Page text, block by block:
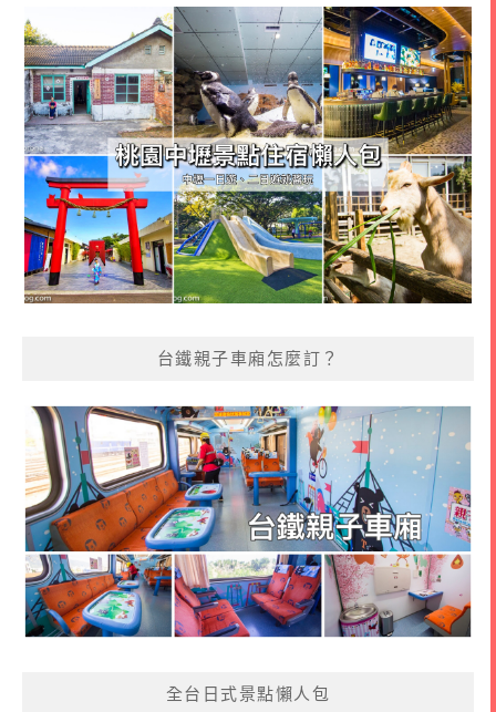
台鐵親子車廂怎麼訂？
全台日式景點懶人包